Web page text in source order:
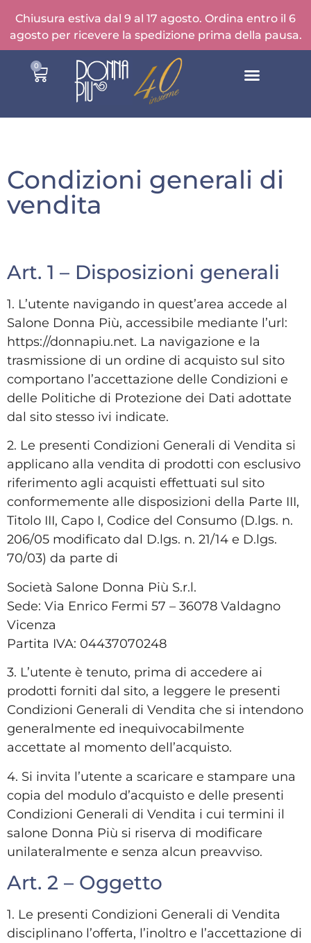
Chiusura estiva dal 9 al 17 agosto. Ordina entro il 6
agosto per ricevere la spedizione prima della pausa.
0
Condizioni generali di
vendita
Art. 1 – Disposizioni generali
1. L’utente navigando in quest’area accede al
Salone Donna Più, accessibile mediante l’url:
https://donnapiu.net. La navigazione e la
trasmissione di un ordine di acquisto sul sito
comportano l’accettazione delle Condizioni e
delle Politiche di Protezione dei Dati adottate
dal sito stesso ivi indicate.
2. Le presenti Condizioni Generali di Vendita si
applicano alla vendita di prodotti con esclusivo
riferimento agli acquisti effettuati sul sito
conformemente alle disposizioni della Parte III,
Titolo III, Capo I, Codice del Consumo (D.lgs. n.
206/05 modificato dal D.lgs. n. 21/14 e D.lgs.
70/03) da parte di
Società Salone Donna Più S.r.l.
Sede: Via Enrico Fermi 57 – 36078 Valdagno
Vicenza
Partita IVA: 04437070248
3. L’utente è tenuto, prima di accedere ai
prodotti forniti dal sito, a leggere le presenti
Condizioni Generali di Vendita che si intendono
generalmente ed inequivocabilmente
accettate al momento dell’acquisto.
4. Si invita l’utente a scaricare e stampare una
copia del modulo d’acquisto e delle presenti
Condizioni Generali di Vendita i cui termini il
salone Donna Più si riserva di modificare
unilateralmente e senza alcun preavviso.
Art. 2 – Oggetto
1. Le presenti Condizioni Generali di Vendita
disciplinano l’offerta, l’inoltro e l’accettazione di